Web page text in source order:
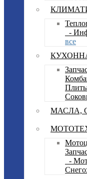
-
все
МАСЛА,
-